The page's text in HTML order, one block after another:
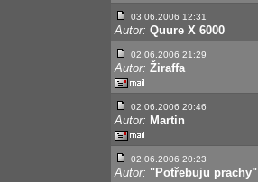
03.06.2006 12:31
Autor: Quure X 6000
02.06.2006 21:29
Autor: Žiraffa
02.06.2006 20:46
Autor: Martin
02.06.2006 20:23
Autor: "Potřebuju prachy"